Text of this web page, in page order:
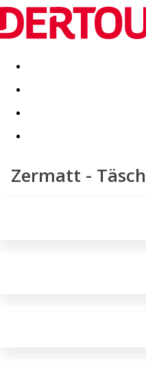
Destinatii Vacanta perfecta
Zermatt - Täsch